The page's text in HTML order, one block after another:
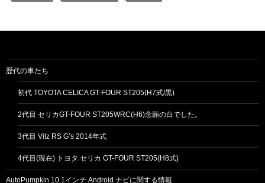
歴代の車たち
初代 TOYOTA CELICA GT-FOUR ST205(H7式/黒)
2代目 セリカGT-FOUR ST205WRC(H6)念願の白でした。
3代目 Vitz RS G’s 2014年式
4代目(現在) トヨタ セリカ GT-FOUR ST205(H8式)
AutoPumpkin 10.1インチ Android ナビに関する情報